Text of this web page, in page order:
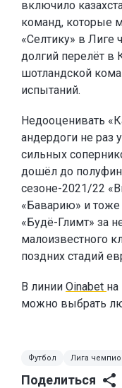
включило
команд, которые
«Селтику» в
долгий перелёт в
шотландской
испытаний.
Недооценивать
андердоги не раз
сильных
дошёл до
сезоне-2021/22
«Баварию» и тоже
«Будё-Глимт» за
малоизвестного
поздних стадий
В линии Oinabet
можно выбрать
Футбол Лига
Поделиться